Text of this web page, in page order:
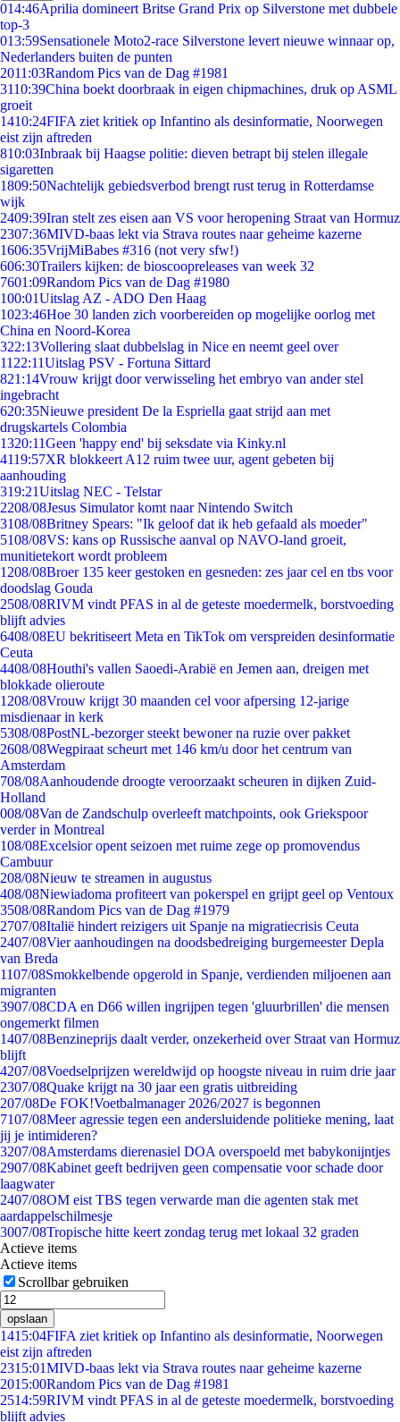
014:46Aprilia domineert Britse Grand Prix op Silverstone met dubbele
top-3
013:59Sensationele Moto2-race Silverstone levert nieuwe winnaar op,
Nederlanders buiten de punten
2011:03Random Pics van de Dag #1981
3110:39China boekt doorbraak in eigen chipmachines, druk op ASML
groeit
1410:24FIFA ziet kritiek op Infantino als desinformatie, Noorwegen
eist zijn aftreden
810:03Inbraak bij Haagse politie: dieven betrapt bij stelen illegale
sigaretten
1809:50Nachtelijk gebiedsverbod brengt rust terug in Rotterdamse
wijk
2409:39Iran stelt zes eisen aan VS voor heropening Straat van Hormuz
2307:36MIVD-baas lekt via Strava routes naar geheime kazerne
1606:35VrijMiBabes #316 (not very sfw!)
606:30Trailers kijken: de bioscoopreleases van week 32
7601:09Random Pics van de Dag #1980
100:01Uitslag AZ - ADO Den Haag
1023:46Hoe 30 landen zich voorbereiden op mogelijke oorlog met
China en Noord-Korea
322:13Vollering slaat dubbelslag in Nice en neemt geel over
11 22:11Uitslag PSV - Fortuna Sittard
821:14Vrouw krijgt door verwisseling het embryo van ander stel
ingebracht
620:35Nieuwe president De la Espriella gaat strijd aan met
drugskartels Colombia
1320:11Geen 'happy end' bij seksdate via Kinky.nl
4119:57XR blokkeert A12 ruim twee uur, agent gebeten bij
aanhouding
319:21Uitslag NEC - Telstar
2208/08Jesus Simulator komt naar Nintendo Switch
3108/08Britney Spears: "Ik geloof dat ik heb gefaald als moeder"
5108/08VS: kans op Russische aanval op NAVO-land groeit,
munitietekort wordt probleem
1208/08Broer 135 keer gestoken en gesneden: zes jaar cel en tbs voor
doodslag Gouda
2508/08RIVM vindt PFAS in al de geteste moedermelk, borstvoeding
blijft advies
6408/08EU bekritiseert Meta en TikTok om verspreiden desinformatie
Ceuta
4408/08Houthi's vallen Saoedi-Arabië en Jemen aan, dreigen met
blokkade olieroute
1208/08Vrouw krijgt 30 maanden cel voor afpersing 12-jarige
misdienaar in kerk
5308/08PostNL-bezorger steekt bewoner na ruzie over pakket
2608/08Wegpiraat scheurt met 146 km/u door het centrum van
Amsterdam
708/08Aanhoudende droogte veroorzaakt scheuren in dijken Zuid-
Holland
008/08Van de Zandschulp overleeft matchpoints, ook Griekspoor
verder in Montreal
108/08Excelsior opent seizoen met ruime zege op promovendus
Cambuur
208/08Nieuw te streamen in augustus
408/08Niewiadoma profiteert van pokerspel en grijpt geel op Ventoux
3508/08Random Pics van de Dag #1979
2707/08Italië hindert reizigers uit Spanje na migratiecrisis Ceuta
2407/08Vier aanhoudingen na doodsbedreiging burgemeester Depla
van Breda
1107/08Smokkelbende opgerold in Spanje, verdienden miljoenen aan
migranten
3907/08CDA en D66 willen ingrijpen tegen 'gluurbrillen' die mensen
ongemerkt filmen
1407/08Benzineprijs daalt verder, onzekerheid over Straat van Hormuz
blijft
4207/08Voedselprijzen wereldwijd op hoogste niveau in ruim drie jaar
2307/08Quake krijgt na 30 jaar een gratis uitbreiding
207/08De FOK!Voetbalmanager 2026/2027 is begonnen
7107/08Meer agressie tegen een andersluidende politieke mening, laat
jij je intimideren?
3207/08Amsterdams dierenasiel DOA overspoeld met babykonijntjes
2907/08Kabinet geeft bedrijven geen compensatie voor schade door
laagwater
2407/08OM eist TBS tegen verwarde man die agenten stak met
aardappelschilmesje
3007/08Tropische hitte keert zondag terug met lokaal 32 graden
Actieve items
Actieve items
Scrollbar gebruiken
opslaan
1415:04FIFA ziet kritiek op Infantino als desinformatie, Noorwegen
eist zijn aftreden
2315:01MIVD-baas lekt via Strava routes naar geheime kazerne
2015:00Random Pics van de Dag #1981
2514:59RIVM vindt PFAS in al de geteste moedermelk, borstvoeding
blijft advies